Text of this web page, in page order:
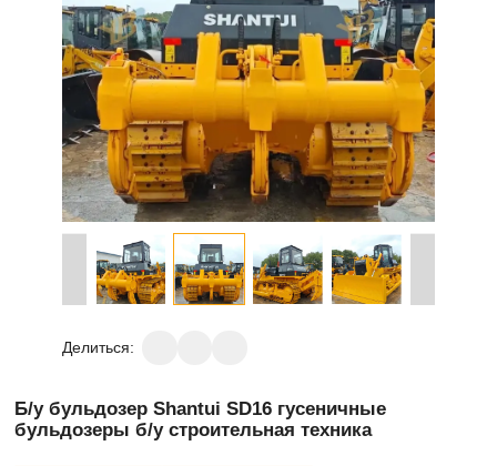
Делиться:
Б/у бульдозер Shantui SD16 гусеничные
бульдозеры б/у строительная техника